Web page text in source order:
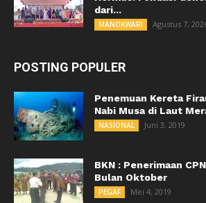
dari...
MANOKWARI Agustus 7,
POSTING POPULER
Penemuan Kereta
Nabi Musa di Laut
NASIONAL Juni 3, 2019
BKN : Penerimaan
Bulan Oktober
PEGAF Mei 4, 2019